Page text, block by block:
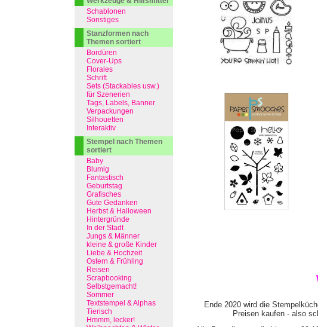
Ende 2020 wird die
Preisen kaufen - also
Schablonen
Sonstiges
Stanzformen nach
Themen sortiert
Bordüren
Cover-Ups
Florales
Schrift
Sets (Stackables usw.)
für Szenerien
Tags, Labels, Banner
Verpackungen
Silhouetten
Interaktiv
Stempel nach Themen
sortiert
Baby
Blumig
Fantastisch
Geburtstag
Grafisches
Gute Gedanken
Herbst & Halloween
Hintergründe
In der Stadt
Jungs & Männer
kleine & große Kinder
Liebe & Hochzeit
Ostern & Frühling
Reisen
Scrapbooking
Selbstgemacht!
Sommer
Textstempel & Alphas
Tierisch
Hmmm, lecker!